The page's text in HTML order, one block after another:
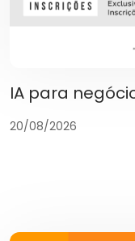
IA para
20/08/2026